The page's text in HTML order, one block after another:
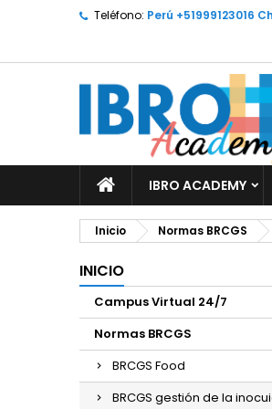
Teléfono: Perú +51999123016
IBRO ACADEMY
Inicio Normas BRCGS
INICIO
Campus Virtual 24/7
Normas BRCGS
BRCGS Food
BRCGS gestión de la